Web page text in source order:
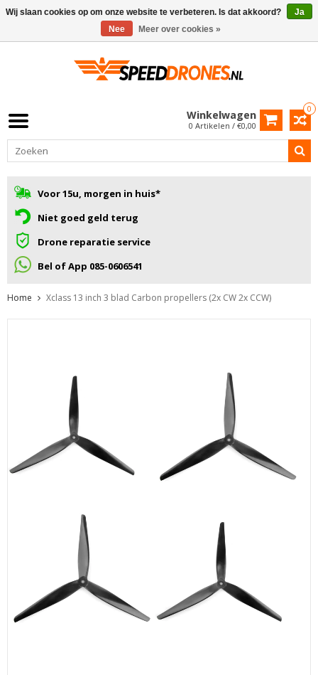
0
Winkelwagen
0 Artikelen / €0,00
Voor 15u, morgen in huis*
Niet goed geld terug
Drone reparatie service
Bel of App 085-0606541
Home Xclass 13 inch 3 blad Carbon propellers (2x CW 2x CCW)
Wij slaan cookies op om onze website te verbeteren. Is dat akkoord?
Ja
Nee
Meer over cookies »